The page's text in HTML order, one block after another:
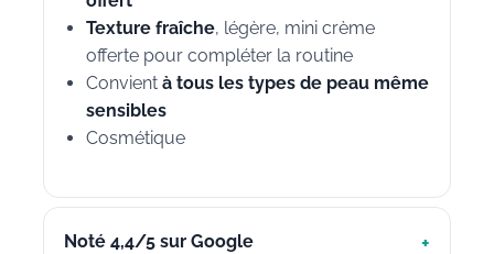
Texture fraîche, légère, mini crème
offerte pour compléter la routine
Convient à tous les types de peau même
sensibles
Cosmétique
Noté 4,4/5 sur Google